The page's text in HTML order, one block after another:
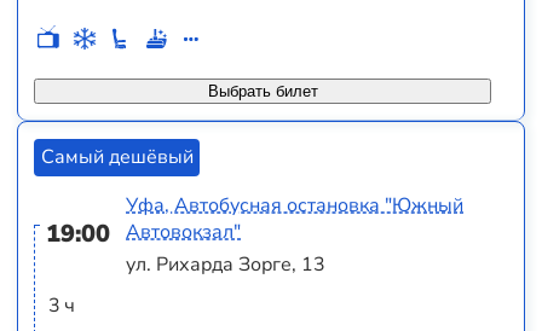
Выбрать билет
Самый дешёвый
19:00
3 ч
Уфа, Автобусная остановка "Южный
Автовокзал"
ул. Рихарда Зорге, 13